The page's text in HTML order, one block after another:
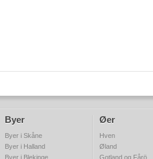
Byer
Byer i Skåne
Byer i Halland
Byer i Blekinge
Øer
Hven
Øland
Gotland og Fårö